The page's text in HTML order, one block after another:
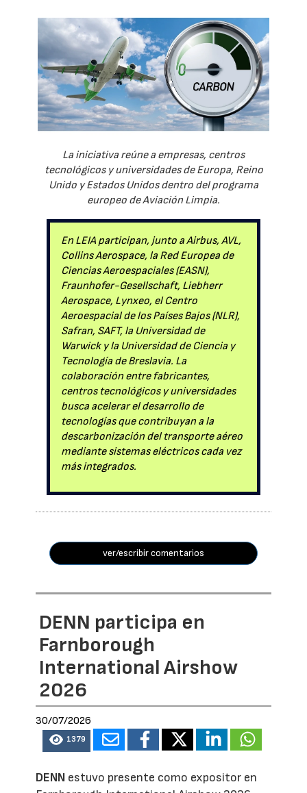
La iniciativa reúne a empresas, centros
tecnológicos y universidades de Europa, Reino
Unido y Estados Unidos dentro del programa
europeo de Aviación Limpia.
En LEIA participan, junto a Airbus, AVL,
Collins Aerospace, la Red Europea de
Ciencias Aeroespaciales (EASN),
Fraunhofer-Gesellschaft, Liebherr
Aerospace, Lynxeo, el Centro
Aeroespacial de los Países Bajos (NLR),
Safran, SAFT, la Universidad de
Warwick y la Universidad de Ciencia y
Tecnología de Breslavia. La
colaboración entre fabricantes,
centros tecnológicos y universidades
busca acelerar el desarrollo de
tecnologías que contribuyan a la
descarbonización del transporte aéreo
mediante sistemas eléctricos cada vez
más integrados.
ver/escribir comentarios
DENN participa en
Farnborough
International Airshow
2026
30/07/2026
1379
DENN estuvo presente como expositor en